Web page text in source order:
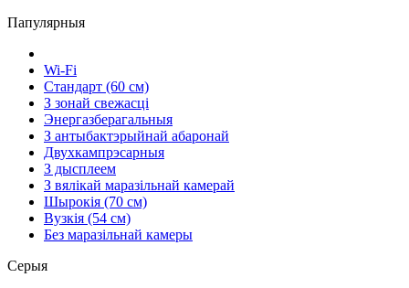
Папулярныя
Wi-Fi
Стандарт (60 см)
З зонай свежасці
Энергазберагальныя
З антыбактэрыйнай абаронай
Двухкампрэсарныя
З дысплеем
З вялікай маразільнай камерай
Шырокія (70 см)
Вузкія (54 см)
Без маразільнай камеры
Серыя